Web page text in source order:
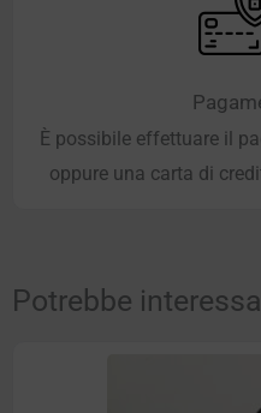
È possibile effettuare il
oppure una carta di
Potrebbe